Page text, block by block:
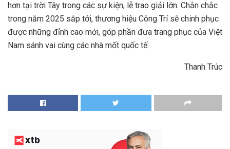
hơn tại trời Tây trong các sự kiện, lễ trao giải lớn. Chắn chắc
trong năm 2025 sắp tới, thương hiệu Công Trí sẽ chinh phục
được những đỉnh cao mới, góp phần đưa trang phục của Việt
Nam sánh vai cùng các nhà mốt quốc tế.
Thanh Trúc